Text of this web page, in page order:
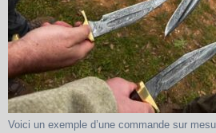
Voici un exemple d’une commande sur